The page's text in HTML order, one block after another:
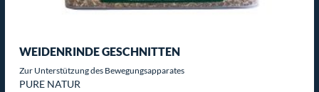
WEIDENRINDE GESCHNITTEN
Zur Unterstützung des Bewegungsapparates
PURE NATUR